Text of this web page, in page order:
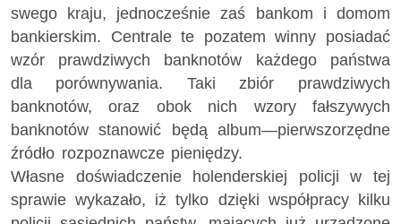
swego kraju, jednocześnie zaś bankom i domom
bankierskim. Centrale te pozatem winny posiadać
wzór prawdziwych banknotów każdego państwa
dla porównywania. Taki zbiór prawdziwych
banknotów, oraz obok nich wzory fałszywych
banknotów stanowić będą album—pierwszorzędne
źródło rozpoznawcze pieniędzy.
Własne doświadczenie holenderskiej policji w tej
sprawie wykazało, iż tylko dzięki współpracy kilku